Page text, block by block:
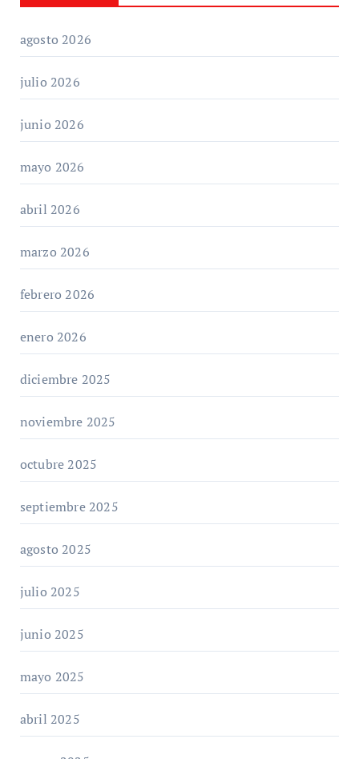
agosto 2026
julio 2026
junio 2026
mayo 2026
abril 2026
marzo 2026
febrero 2026
enero 2026
diciembre 2025
noviembre 2025
octubre 2025
septiembre 2025
agosto 2025
julio 2025
junio 2025
mayo 2025
abril 2025